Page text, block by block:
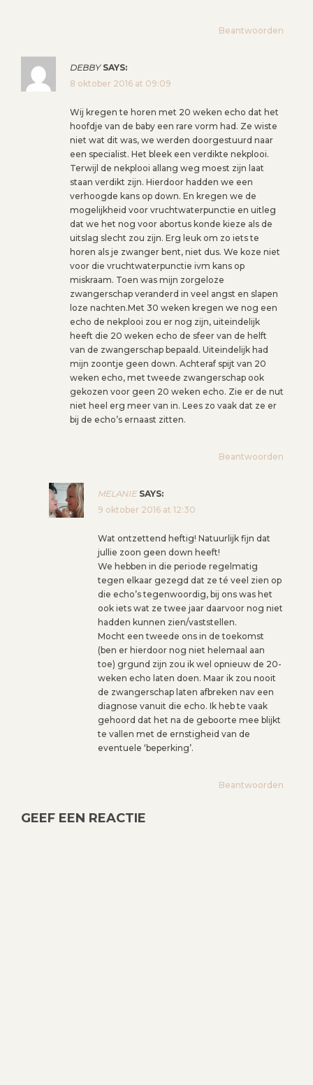
Beantwoorden
DEBBY SAYS:
8 oktober 2016 at 09:09
Wij kregen te horen met 20 weken echo dat het
hoofdje van de baby een rare vorm had. Ze wiste
niet wat dit was, we werden doorgestuurd naar
een specialist. Het bleek een verdikte nekplooi.
Terwijl de nekplooi allang weg moest zijn laat
staan verdikt zijn. Hierdoor hadden we een
verhoogde kans op down. En kregen we de
mogelijkheid voor vruchtwaterpunctie en uitleg
dat we het nog voor abortus konde kieze als de
uitslag slecht zou zijn. Erg leuk om zo iets te
horen als je zwanger bent, niet dus. We koze niet
voor die vruchtwaterpunctie ivm kans op
miskraam. Toen was mijn zorgeloze
zwangerschap veranderd in veel angst en slapen
loze nachten.Met 30 weken kregen we nog een
echo de nekplooi zou er nog zijn, uiteindelijk
heeft die 20 weken echo de sfeer van de helft
van de zwangerschap bepaald. Uiteindelijk had
mijn zoontje geen down. Achteraf spijt van 20
weken echo, met tweede zwangerschap ook
gekozen voor geen 20 weken echo. Zie er de nut
niet heel erg meer van in. Lees zo vaak dat ze er
bij de echo’s ernaast zitten.
Beantwoorden
MELANIE SAYS:
9 oktober 2016 at 12:30
Wat ontzettend heftig! Natuurlijk fijn dat
jullie zoon geen down heeft!
We hebben in die periode regelmatig
tegen elkaar gezegd dat ze té veel zien op
die echo’s tegenwoordig, bij ons was het
ook iets wat ze twee jaar daarvoor nog niet
hadden kunnen zien/vaststellen.
Mocht een tweede ons in de toekomst
(ben er hierdoor nog niet helemaal aan
toe) grgund zijn zou ik wel opnieuw de 20-
weken echo laten doen. Maar ik zou nooit
de zwangerschap laten afbreken nav een
diagnose vanuit die echo. Ik heb te vaak
gehoord dat het na de geboorte mee blijkt
te vallen met de ernstigheid van de
eventuele ‘beperking’.
Beantwoorden
GEEF EEN REACTIE